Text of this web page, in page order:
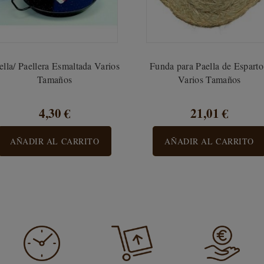
Paellera Esmaltada Varios
Tamaños
4,30 €
AÑADIR AL CARRITO
Funda para Paella de
Varios Tamaños
21,01 €
AÑADIR AL CARRITO